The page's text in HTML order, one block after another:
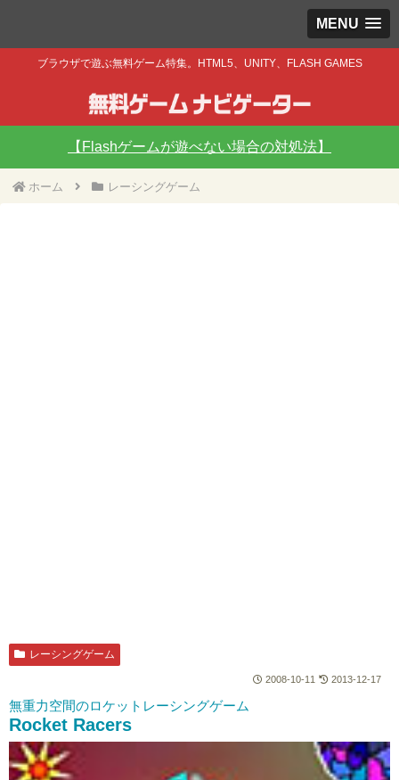
MENU
ブラウザで遊ぶ無料ゲーム特集。HTML5、UNITY、FLASH GAMES
【Flashゲームが遊べない場合の対処法】
ホーム レーシングゲーム
レーシングゲーム
2008-10-11 2013-12-17
無重力空間のロケットレーシングゲーム
Rocket Racers